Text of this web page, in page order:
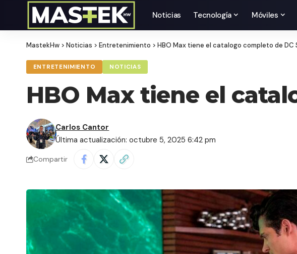
Noticias Tecnología Móviles
MastekHw > Noticias > Entretenimiento > HBO Max tiene el catalogo completo de DC
ENTRETENIMIENTO NOTICIAS
HBO Max tiene el
Última actualización: octubre 5, 2025 6:42 pm
Carlos Cantor
Compartir